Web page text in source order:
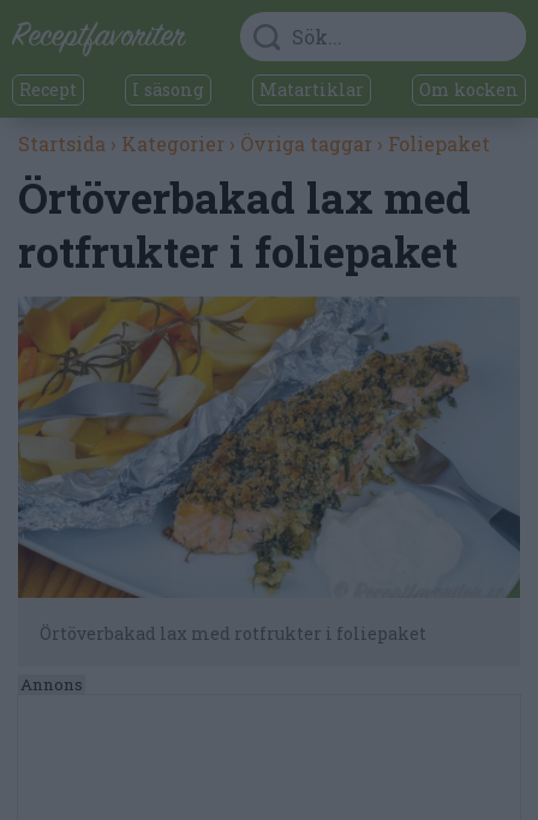
Recept I säsong Matartiklar Om kocken
Startsida › Kategorier › Övriga taggar › Foliepaket
Örtöverbakad lax med
rotfrukter i foliepaket
Örtöverbakad lax med rotfrukter i foliepaket